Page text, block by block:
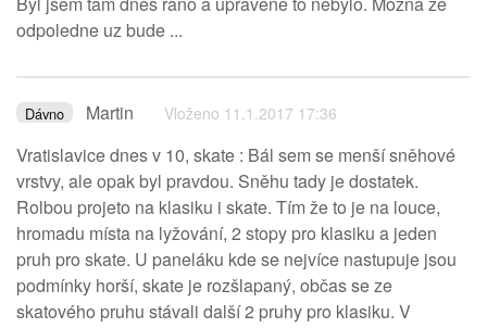
odpoledne uz bude ...
Dávno Martin Vloženo 11.1.2017 17:36
Vratislavice dnes v 10, skate : Bál sem se menší sněhové
vrstvy, ale opak byl pravdou. Sněhu tady je dostatek.
Rolbou projeto na klasiku i skate. Tím že to je na louce,
hromadu místa na lyžování, 2 stopy pro klasiku a jeden
pruh pro skate. U paneláku kde se nejvíce nastupuje jsou
podmínky horší, skate je rozšlapaný, občas se ze
skatového pruhu stávali další 2 pruhy pro klasiku. V